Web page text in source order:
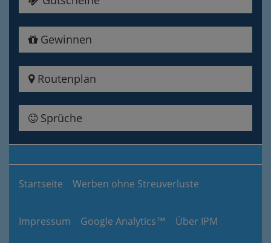
Gewinnen
Routenplan
Sprüche
Startseite Werben ohne Streuverluste
Impressum Google Analytics™ Über IPM